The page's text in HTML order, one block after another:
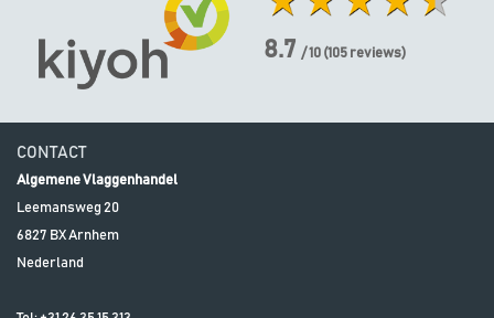
8.7 / 10 (105 reviews)
CONTACT
Algemene Vlaggenhandel
Leemansweg 20
6827 BXArnhem
Nederland